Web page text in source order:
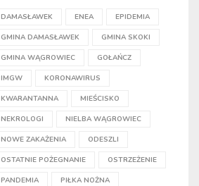
DAMASŁAWEK ENEA EPIDEMIA
GMINA DAMASŁAWEK GMINA SKOKI
GMINA WĄGROWIEC GOŁAŃCZ
IMGW KORONAWIRUS
KWARANTANNA MIEŚCISKO
NEKROLOGI NIELBA WĄGROWIEC
NOWE ZAKAŻENIA ODESZLI
OSTATNIE POŻEGNANIE OSTRZEŻENIE
PANDEMIA PIŁKA NOŻNA